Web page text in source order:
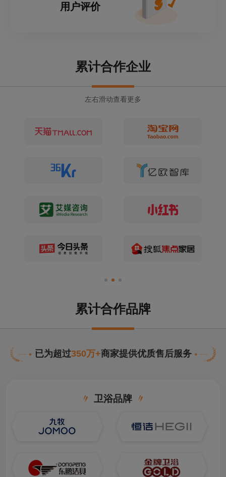
用户评价
累计合作企业
左右滑动查看更多
累计合作品牌
已为超过350万+商家提供优质售后服务
卫浴品牌